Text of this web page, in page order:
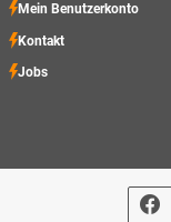
Mein Benutzerkonto
Kontakt
Jobs